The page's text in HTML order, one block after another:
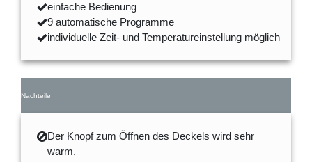
einfache Bedienung
9 automatische Programme
individuelle Zeit- und Temperatureinstellung möglich
Nachteile
Der Knopf zum Öffnen des Deckels wird sehr
warm.